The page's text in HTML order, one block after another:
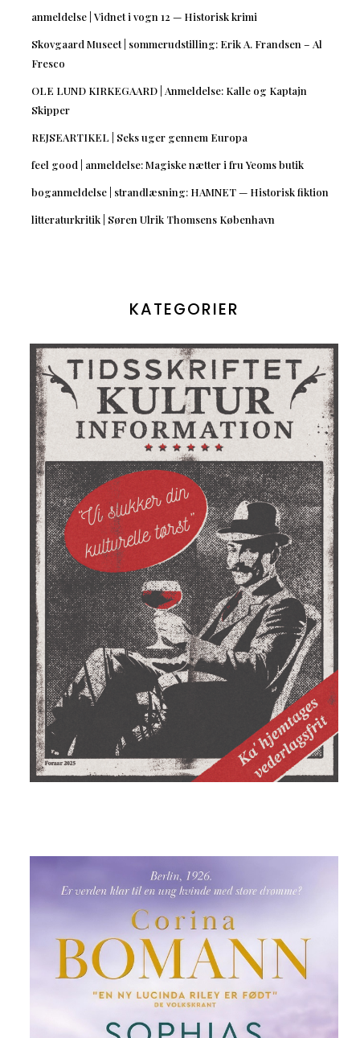
anmeldelse | Vidnet i vogn 12 — Historisk krimi
Skovgaard Museet | sommerudstilling: Erik A. Frandsen – Al
Fresco
OLE LUND KIRKEGAARD | Anmeldelse: Kalle og Kaptajn
Skipper
REJSEARTIKEL | Seks uger gennem Europa
feel good | anmeldelse: Magiske nætter i fru Yeoms butik
boganmeldelse | strandlæsning: HAMNET — Historisk fiktion
litteraturkritik | Søren Ulrik Thomsens København
KATEGORIER